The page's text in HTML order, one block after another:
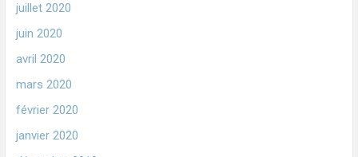
juillet 2020
juin 2020
avril 2020
mars 2020
février 2020
janvier 2020